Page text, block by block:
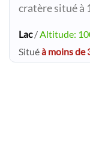
cratère situé à
Lac/Altitude:
Situéà moins de